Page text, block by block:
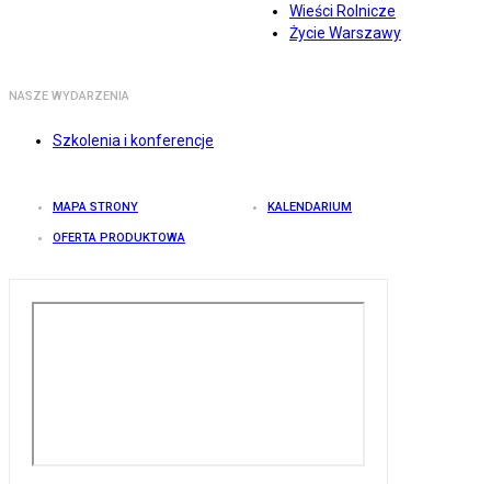
Wieści Rolnicze
Życie Warszawy
NASZE WYDARZENIA
Szkolenia i konferencje
MAPA STRONY KALENDARIUM
OFERTA PRODUKTOWA